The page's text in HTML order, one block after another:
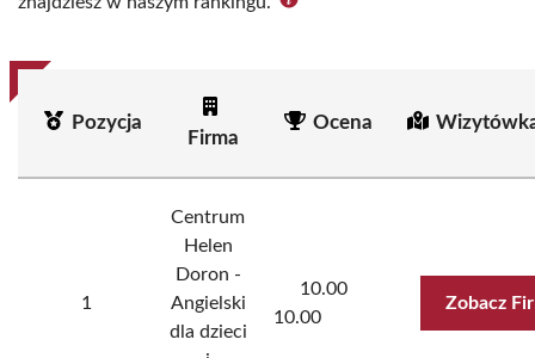
Pozycja
Firma
Ocena
1
Centrum
Helen
Doron -
Angielski
dla dzieci
10.00
10.00
Zobacz